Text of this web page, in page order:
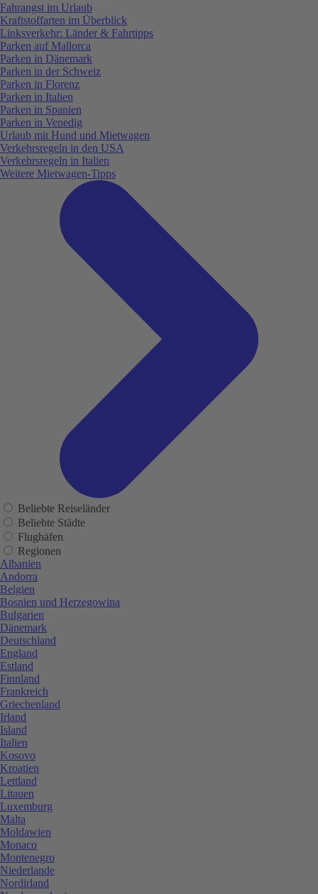
Fahrangst im Urlaub
Kraftstoffarten im Überblick
Linksverkehr: Länder & Fahrtipps
Parken auf Mallorca
Parken in Dänemark
Parken in der Schweiz
Parken in Florenz
Parken in Italien
Parken in Spanien
Parken in Venedig
Urlaub mit Hund und Mietwagen
Verkehrsregeln in den USA
Verkehrsregeln in Italien
Weitere Mietwagen-Tipps
Beliebte Reiseländer
Beliebte Städte
Flughäfen
Regionen
Albanien
Andorra
Belgien
Bosnien und Herzegowina
Bulgarien
Dänemark
Deutschland
England
Estland
Finnland
Frankreich
Griechenland
Irland
Island
Italien
Kosovo
Kroatien
Lettland
Litauen
Luxemburg
Malta
Moldawien
Monaco
Montenegro
Niederlande
Nordirland